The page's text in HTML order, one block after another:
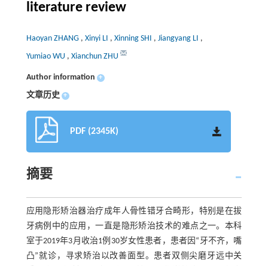
literature review
Haoyan ZHANG , Xinyi LI , Xinning SHI , Jiangyang LI ,
Yumiao WU , Xianchun ZHU
Author information +
文章历史 +
PDF (2345K)
摘要
应用隐形矫治器治疗成年人骨性错牙合畸形，特别是在拔
牙病例中的应用，一直是隐形矫治技术的难点之一。本科
室于2019年3月收治1例30岁女性患者，患者因“牙不齐，嘴
凸”就诊，寻求矫治以改善面型。患者双侧尖磨牙远中关